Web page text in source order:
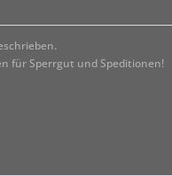
für Sperrgut und Speditionen!